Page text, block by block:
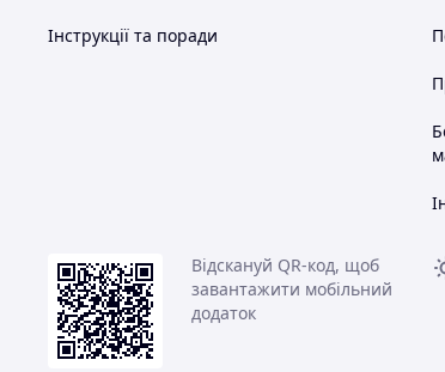
Інструкції та поради
Відскануй QR-код, щоб
завантажити мобільний
додаток